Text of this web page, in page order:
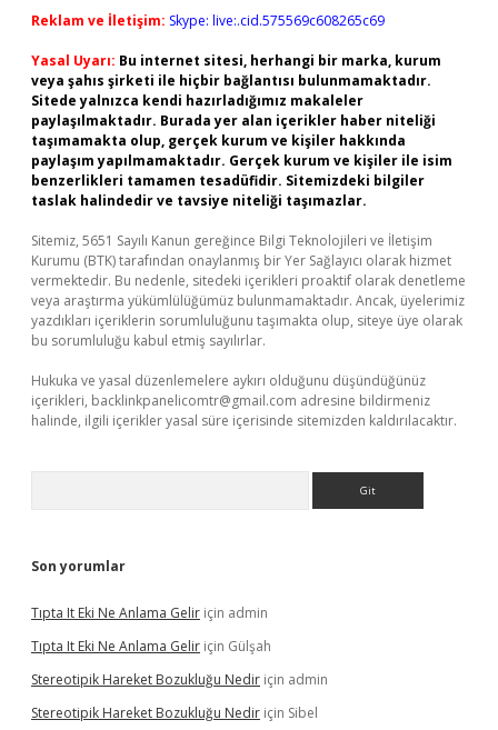
Reklam ve İletişim: Skype: live:.cid.575569c608265c69
Yasal Uyarı: Bu internet sitesi, herhangi bir marka, kurum
veya şahıs şirketi ile hiçbir bağlantısı bulunmamaktadır.
Sitede yalnızca kendi hazırladığımız makaleler
paylaşılmaktadır. Burada yer alan içerikler haber niteliği
taşımamakta olup, gerçek kurum ve kişiler hakkında
paylaşım yapılmamaktadır. Gerçek kurum ve kişiler ile isim
benzerlikleri tamamen tesadüfidir. Sitemizdeki bilgiler
taslak halindedir ve tavsiye niteliği taşımazlar.
Sitemiz, 5651 Sayılı Kanun gereğince Bilgi Teknolojileri ve İletişim
Kurumu (BTK) tarafından onaylanmış bir Yer Sağlayıcı olarak hizmet
vermektedir. Bu nedenle, sitedeki içerikleri proaktif olarak denetleme
veya araştırma yükümlülüğümüz bulunmamaktadır. Ancak, üyelerimiz
yazdıkları içeriklerin sorumluluğunu taşımakta olup, siteye üye olarak
bu sorumluluğu kabul etmiş sayılırlar.
Hukuka ve yasal düzenlemelere aykırı olduğunu düşündüğünüz
içerikleri, backlinkpanelicomtr@gmail.com adresine bildirmeniz
halinde, ilgili içerikler yasal süre içerisinde sitemizden kaldırılacaktır.
Son yorumlar
Tıpta It Eki Ne Anlama Gelir için admin
Tıpta It Eki Ne Anlama Gelir için Gülşah
Stereotipik Hareket Bozukluğu Nedir için admin
Stereotipik Hareket Bozukluğu Nedir için Sibel